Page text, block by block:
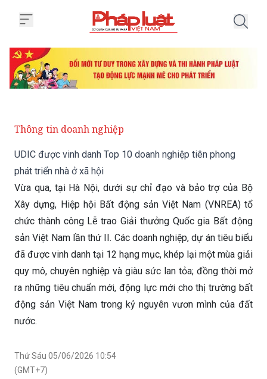
Thông tin doanh nghiệp
UDIC được vinh danh Top 10 doanh nghiệp tiên phong
phát triển nhà ở xã hội
Vừa qua, tại Hà Nội, dưới sự chỉ đạo và bảo trợ của Bộ
Xây dựng, Hiệp hội Bất động sản Việt Nam (VNREA) tổ
chức thành công Lễ trao Giải thưởng Quốc gia Bất động
sản Việt Nam lần thứ II. Các doanh nghiệp, dự án tiêu biểu
đã được vinh danh tại 12 hạng mục, khép lại một mùa giải
quy mô, chuyên nghiệp và giàu sức lan tỏa; đồng thời mở
ra những tiêu chuẩn mới, động lực mới cho thị trường bất
động sản Việt Nam trong kỷ nguyên vươn mình của đất
nước.
Thứ Sáu 05/06/2026 10:54
(GMT+7)